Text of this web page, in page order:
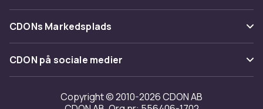
Tilbagekaldelser
Maerke
Om os
Kundeanmeldelser
Arbejd på CDON
Investor relations
CDONs Markedsplads
Merchant Help Center
CDON på sociale medier
Copyright © 2010-2026 CDON AB